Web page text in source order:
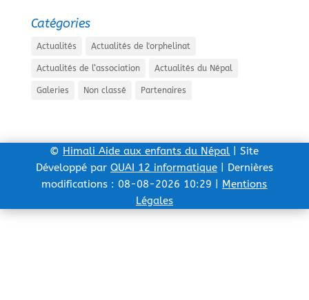
Catégories
Actualités Actualités de l'orphelinat
Actualités de l’association Actualités du Népal
Galeries Non classé Partenaires
© Himali Aide aux enfants du Népal
| Site
Développé par QUAI 12 informatique
| Dernières
modifications : 08-08-2026 10:29 |
Mentions
Légales